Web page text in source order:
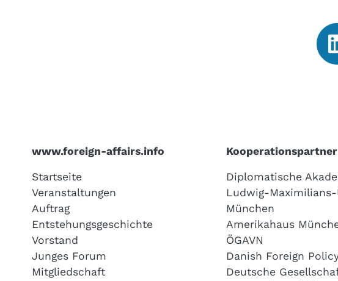
www.foreign-affairs.info
Startseite
Veranstaltungen
Auftrag
Entstehungsgeschichte
Vorstand
Junges Forum
Mitgliedschaft
Kooperationspartner
Diplomatische
Ludwig-
München
Amerikahaus
ÖGAVN
Danish Foreign
Deutsche